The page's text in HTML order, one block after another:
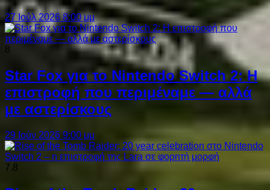
27 Ιούλ 2026 8:00 μμ
8
Star Fox για το Nintendo Switch 2: Η
επιστροφή που περιμέναμε — αλλά
με αστερίσκους
29 Ιούν 2026 9:00 μμ
7.8